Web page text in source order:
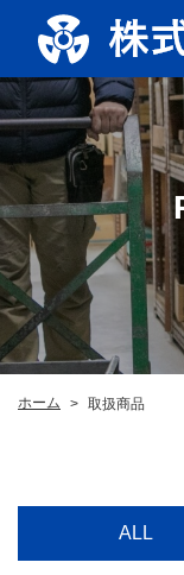
ホーム > 取扱商品
ALL